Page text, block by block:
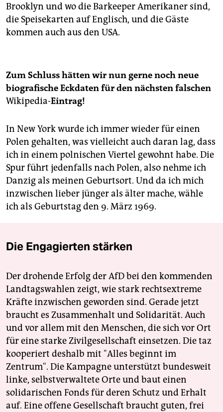
Brooklyn und wo die Barkeeper Amerikaner sind,
die Speisekarten auf Englisch, und die Gäste
kommen auch aus den USA.
Zum Schluss hätten wir nun gerne noch neue
biografische Eckdaten für den nächsten falschen
Wikipedia-Eintrag!
In New York wurde ich immer wieder für einen
Polen gehalten, was vielleicht auch daran lag, dass
ich in einem polnischen Viertel gewohnt habe. Die
Spur führt jedenfalls nach Polen, also nehme ich
Danzig als meinen Geburtsort. Und da ich mich
inzwischen lieber jünger als älter mache, wähle
ich als Geburtstag den 9. März 1969.
Die Engagierten stärken
Der drohende Erfolg der AfD bei den kommenden
Landtagswahlen zeigt, wie stark rechtsextreme
Kräfte inzwischen geworden sind. Gerade jetzt
braucht es Zusammenhalt und Solidarität. Auch
und vor allem mit den Menschen, die sich vor Ort
für eine starke Zivilgesellschaft einsetzen. Die taz
kooperiert deshalb mit "Alles beginnt im
Zentrum". Die Kampagne unterstützt bundesweit
linke, selbstverwaltete Orte und baut einen
solidarischen Fonds für deren Schutz und Erhalt
auf. Eine offene Gesellschaft braucht guten, frei